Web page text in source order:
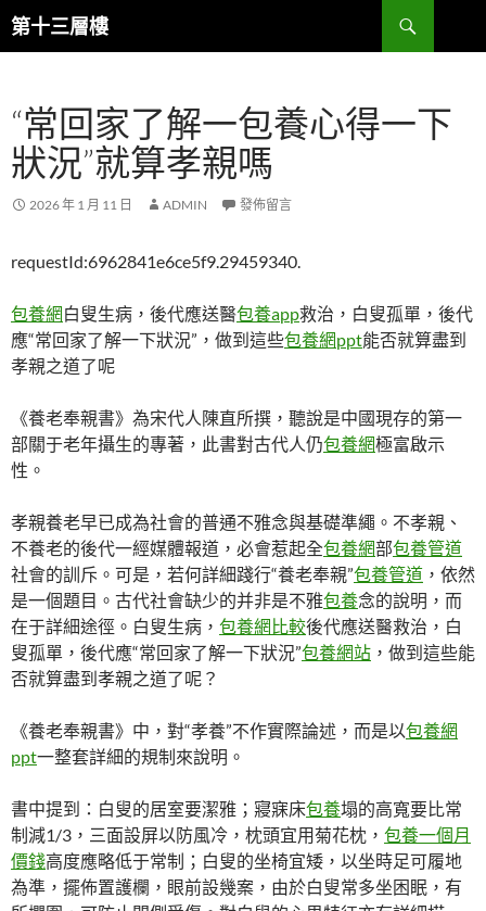
跳
至
內
容
第十三層樓
搜
尋
“常回家了解一包養心得一下
狀況”就算孝親嗎
2026 年 1 月 11 日 ADMIN 發佈留言
requestId:6962841e6ce5f9.29459340.
包養網白叟生病，後代應送醫包養app救治，白叟孤單，後代
應“常回家了解一下狀況”，做到這些包養網ppt能否就算盡到
孝親之道了呢
《養老奉親書》為宋代人陳直所撰，聽說是中國現存的第一
部關于老年攝生的專著，此書對古代人仍包養網極富啟示
性。
孝親養老早已成為社會的普通不雅念與基礎準繩。不孝親、
不養老的後代一經媒體報道，必會惹起全包養網部包養管道
社會的訓斥。可是，若何詳細踐行“養老奉親”包養管道 ，依然
是一個題目。古代社會缺少的并非是不雅包養念的說明，而
在于詳細途徑。白叟生病， 包養網比較後代應送醫救治，白
叟孤單，後代應“常回家了解一下狀況”包養網站 ，做到這些能
否就算盡到孝親之道了呢？
《養老奉親書》中，對“孝養”不作實際論述，而是以包養網
ppt一整套詳細的規制來說明。
書中提到：白叟的居室要潔雅；寢寐床包養塌的高寬要比常
制減1/3，三面設屏以防風冷，枕頭宜用菊花枕， 包養一個月
價錢高度應略低于常制；白叟的坐椅宜矮，以坐時足可履地
為準，擺佈置護欄，眼前設幾案，由於白叟常多坐困眠，有